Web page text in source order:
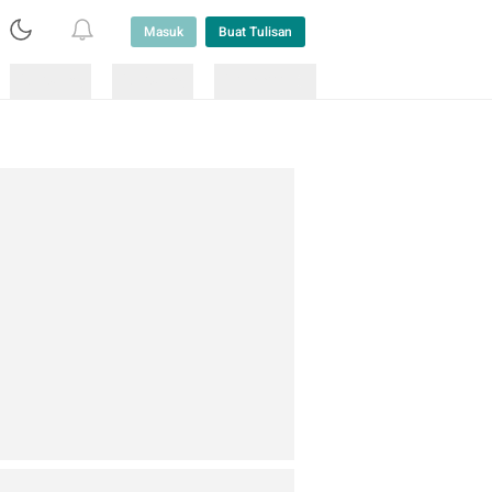
Masuk Buat Tulisan